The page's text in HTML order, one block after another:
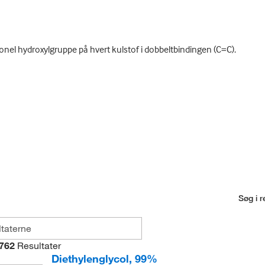
hydroxylgruppe på hvert kulstof i dobbeltbindingen (C=C).
Søg i
Resultater
Diethylenglycol, 99%